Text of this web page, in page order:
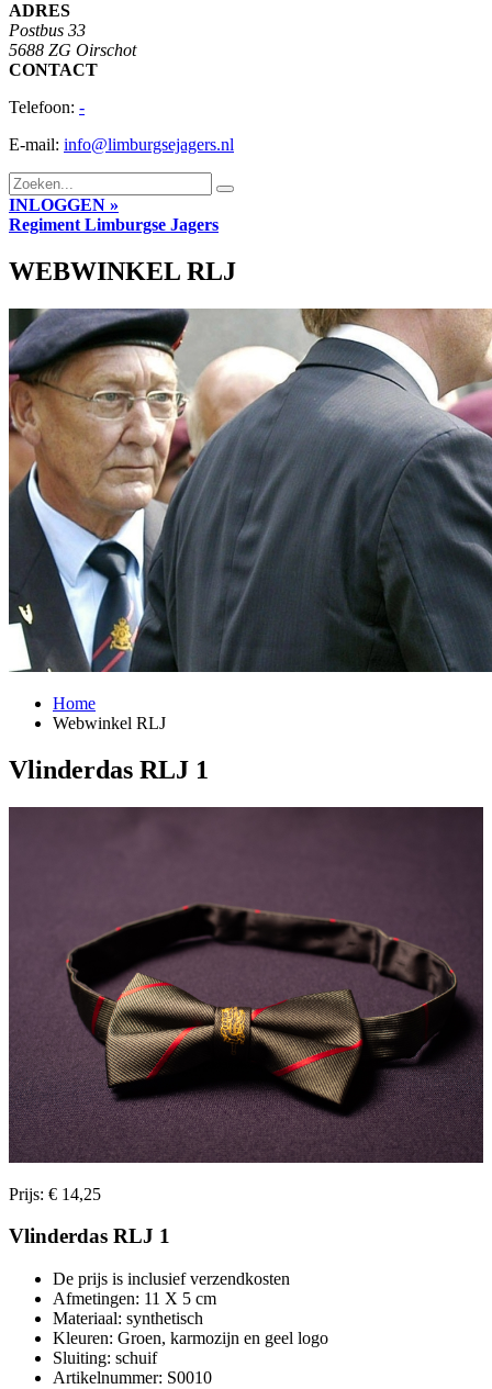
ADRES
Postbus 33
5688 ZG Oirschot
CONTACT
Telefoon: -
E-mail: info@limburgsejagers.nl
INLOGGEN »
Regiment Limburgse Jagers
WEBWINKEL RLJ
Home
Webwinkel RLJ
Vlinderdas RLJ 1
Prijs: € 14,25
Vlinderdas RLJ 1
De prijs is inclusief verzendkosten
Afmetingen: 11 X 5 cm
Materiaal: synthetisch
Kleuren: Groen, karmozijn en geel logo
Sluiting: schuif
Artikelnummer: S0010